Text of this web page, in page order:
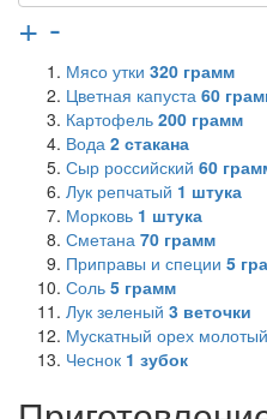
+ -
Мясо утки 320 грамм
Цветная капуста 60
Картофель 200 грамм
Вода 2 стакана
Сыр российский 60
Лук репчатый 1 штука
Морковь 1 штука
Сметана 70 грамм
Приправы и специи 5
Соль 5 грамм
Лук зеленый 3 веточки
Мускатный орех молотый
Чеснок 1 зубок